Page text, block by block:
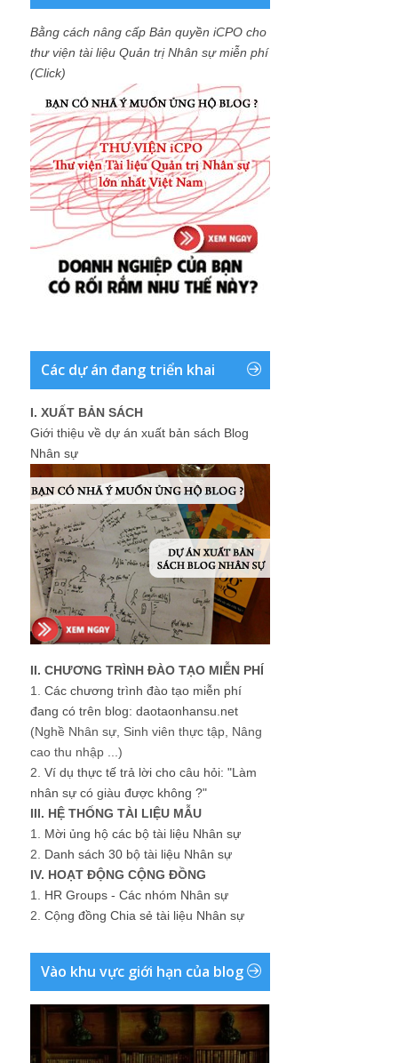
Bằng cách nâng cấp Bản quyền iCPO cho
thư viện tài liệu Quản trị Nhân sự miễn phí
(Click)
Các dự án đang triển khai
I. XUẤT BẢN SÁCH
Giới thiệu về dự án xuất bản sách Blog
Nhân sự
II. CHƯƠNG TRÌNH ĐÀO TẠO MIỄN PHÍ
1. Các chương trình đào tạo miễn phí
đang có trên blog: daotaonhansu.net
(Nghề Nhân sự, Sinh viên thực tập, Nâng
cao thu nhập ...)
2. Ví dụ thực tế trả lời cho câu hỏi: "Làm
nhân sự có giàu được không ?"
III. HỆ THỐNG TÀI LIỆU MẪU
1. Mời ủng hộ các bộ tài liệu Nhân sự
2. Danh sách 30 bộ tài liệu Nhân sự
IV. HOẠT ĐỘNG CỘNG ĐỒNG
1. HR Groups - Các nhóm Nhân sự
2. Cộng đồng Chia sẻ tài liệu Nhân sự
Vào khu vực giới hạn của blog